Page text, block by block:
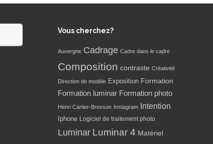
Vous cherchez?
Auvergne Cadrage Cadre dans le cadre
Composition contraste Créativité
Direction de modèle Exposition Formation
Formation luminar Formation photo
Henri Cartier-Bresson Instagram Intention
Iphone Logiciel de traitement photo
Luminar Luminar 4 Matériel